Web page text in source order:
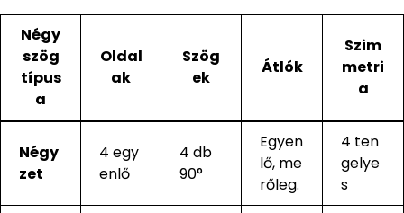
Négy
szög
típus
a
Oldal
ak
Szög
ek
Átlók
Szim
metri
a
Négy
zet
4 egy
enlő
4 db
90°
Egyen
lő, me
rőleg.
4 ten
gelye
s